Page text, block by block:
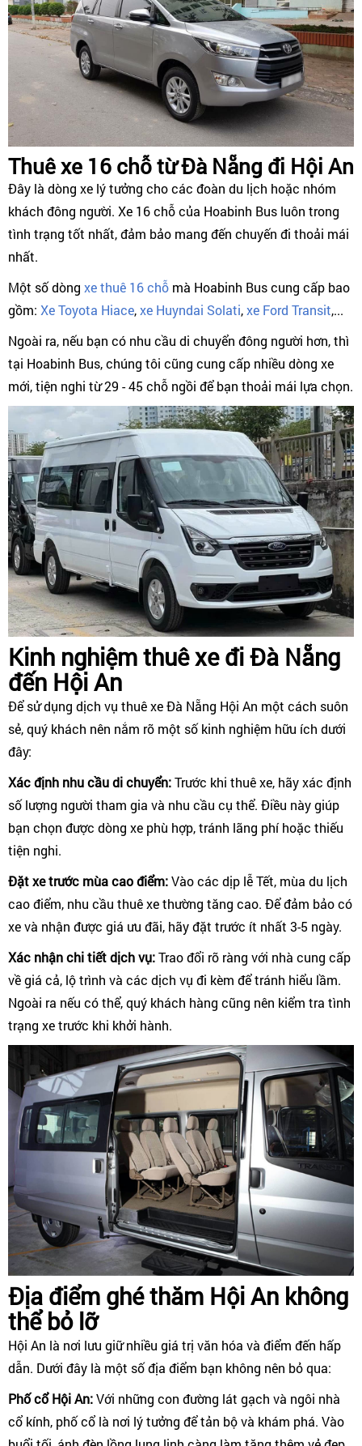
Thuê xe 16 chỗ từ Đà Nẵng đi Hội An
Đây là dòng xe lý tưởng cho các đoàn du lịch hoặc nhóm
khách đông người. Xe 16 chỗ của Hoabinh Bus luôn trong
tình trạng tốt nhất, đảm bảo mang đến chuyến đi thoải mái
nhất.
Một số dòng xe thuê 16 chỗ mà Hoabinh Bus cung cấp bao
gồm: Xe Toyota Hiace,xe Huyndai Solati,xe Ford Transit,...
Ngoài ra, nếu bạn có nhu cầu di chuyển đông người hơn, thì
tại Hoabinh Bus, chúng tôi cũng cung cấp nhiều dòng xe
mới, tiện nghi từ 29 - 45 chỗ ngồi để bạn thoải mái lựa chọn.
Kinh nghiệm thuê xe đi Đà Nẵng
đến Hội An
Để sử dụng dịch vụ thuê xe Đà Nẵng Hội An một cách suôn
sẻ, quý khách nên nắm rõ một số kinh nghiệm hữu ích dưới
đây:
Xác định nhu cầu di chuyển:Trước khi thuê xe, hãy xác định
số lượng người tham gia và nhu cầu cụ thể. Điều này giúp
bạn chọn được dòng xe phù hợp, tránh lãng phí hoặc thiếu
tiện nghi.
Đặt xe trước mùa cao điểm:Vào các dịp lễ Tết, mùa du lịch
cao điểm, nhu cầu thuê xe thường tăng cao. Để đảm bảo có
xe và nhận được giá ưu đãi, hãy đặt trước ít nhất 3-5 ngày.
Xác nhận chi tiết dịch vụ:Trao đổi rõ ràng với nhà cung cấp
về giá cả, lộ trình và các dịch vụ đi kèm để tránh hiểu lầm.
Ngoài ra nếu có thể, quý khách hàng cũng nên kiểm tra tình
trạng xe trước khi khởi hành.
Địa điểm ghé thăm Hội An không
thể bỏ lỡ
Hội An là nơi lưu giữ nhiều giá trị văn hóa và điểm đến hấp
dẫn. Dưới đây là một số địa điểm bạn không nên bỏ qua:
Phố cổ Hội An:Với những con đường lát gạch và ngôi nhà
cổ kính, phố cổ là nơi lý tưởng để tản bộ và khám phá. Vào